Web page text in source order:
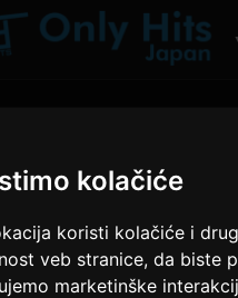
kolačiće
koristi kolačiće i
veb stranice,da biste
marketinške